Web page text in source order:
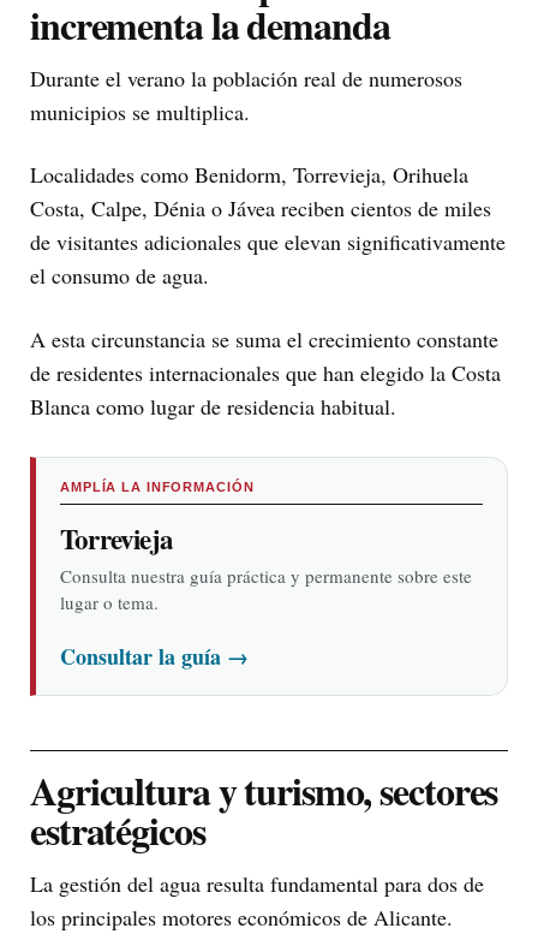
incrementa la demanda
Durante el verano la población real de numerosos
municipios se multiplica.
Localidades como Benidorm, Torrevieja, Orihuela
Costa, Calpe, Dénia o Jávea reciben cientos de miles
de visitantes adicionales que elevan significativamente
el consumo de agua.
A esta circunstancia se suma el crecimiento constante
de residentes internacionales que han elegido la Costa
Blanca como lugar de residencia habitual.
AMPLÍA LA INFORMACIÓN
Torrevieja
Consulta nuestra guía práctica y permanente sobre este
lugar o tema.
Consultar la guía →
Agricultura y turismo, sectores
estratégicos
La gestión del agua resulta fundamental para dos de
los principales motores económicos de Alicante.